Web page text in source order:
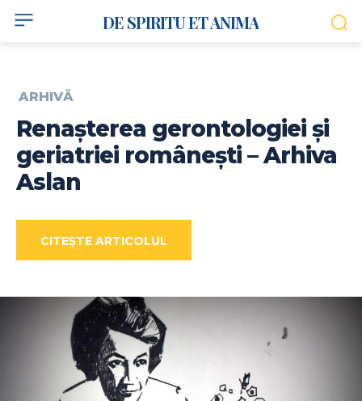
DE SPIRITU ET ANIMA
ARHIVĂ
Renașterea gerontologiei și
geriatriei românești – Arhiva
Aslan
CITEȘTE ARTICOLUL